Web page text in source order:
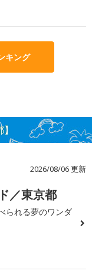
キング
2026/08/06 更新
／東京都
られる夢のワンダ